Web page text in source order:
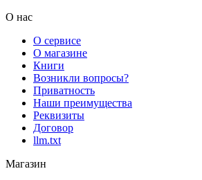
О нас
О сервисе
О магазине
Книги
Возникли вопросы?
Приватность
Наши преимущества
Реквизиты
Договор
llm.txt
Магазин